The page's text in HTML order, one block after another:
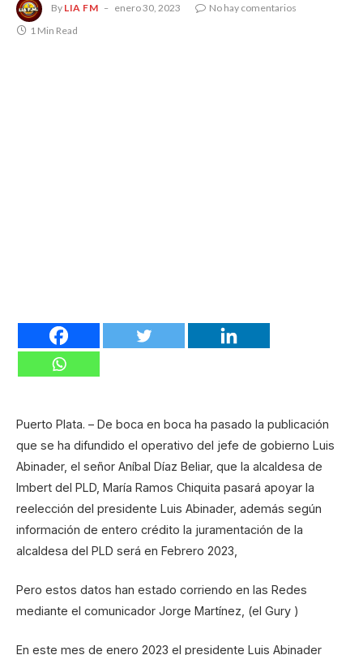
By LIA FM enero 30, 2023
No hay comentarios
1 Min Read
Puerto Plata. – De boca en boca ha pasado la publicación
que se ha difundido el operativo del jefe de gobierno Luis
Abinader, el señor Aníbal Díaz Beliar, que la alcaldesa de
Imbert del PLD, María Ramos Chiquita pasará apoyar la
reelección del presidente Luis Abinader, además según
información de entero crédito la juramentación de la
alcaldesa del PLD será en Febrero 2023,
Pero estos datos han estado corriendo en las Redes
mediante el comunicador Jorge Martínez, (el Gury )
En este mes de enero 2023 el presidente Luis Abinader